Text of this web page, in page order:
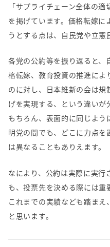
「サプライチェーン全体の適
を掲げています。価格転嫁に
うとする点は、自民党や立憲
各党の公約等を振り返ると
格転嫁、教育投資の推進によ
のに対し、日本維新の会は
げを実現する、という違いが
もちろん、表面的に同じよ
明党の間でも、どこに力点
は異なることもありえます。
なにより、公約は実際に実
も、投票先を決める際には
これまでの実績なども踏ま
と思います。